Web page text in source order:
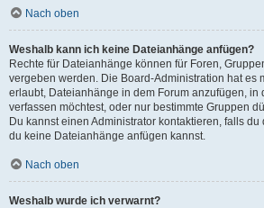
Nach oben
Weshalb kann ich keine Dateianhänge anfügen?
Rechte für Dateianhänge können für Foren,
vergeben werden. Die Board-Administration hat es
erlaubt, Dateianhänge in dem Forum anzufügen, in
verfassen möchtest, oder nur bestimmte Gruppen
Du kannst einen Administrator kontaktieren, falls
du keine Dateianhänge anfügen kannst.
Nach oben
Weshalb wurde ich verwarnt?